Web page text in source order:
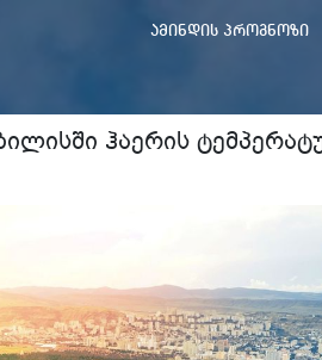
ამინდის პროგნოზი
ჰაერის